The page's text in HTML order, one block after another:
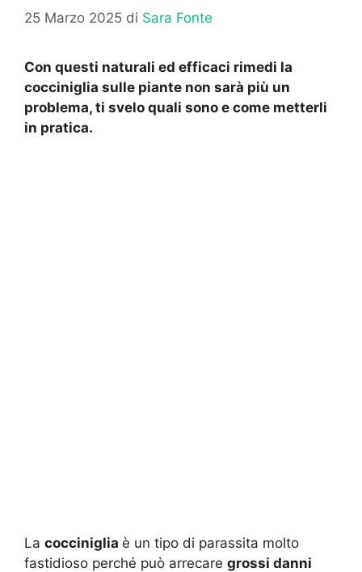
25 Marzo 2025 di Sara Fonte
Con questi naturali ed efficaci rimedi la
cocciniglia sulle piante non sarà più un
problema, ti svelo quali sono e come metterli
in pratica.
La cocciniglia è un tipo di parassita molto
fastidioso perché può arrecare grossi danni